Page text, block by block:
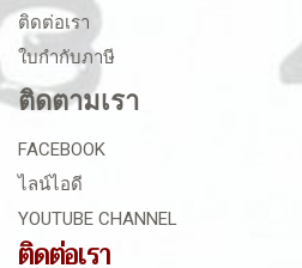
ติดต่อเรา
ใบกำกับภาษี
ติดตามเรา
FACEBOOK
ไลน์ไอดี
YOUTUBE CHANNEL
ติดต่อเรา